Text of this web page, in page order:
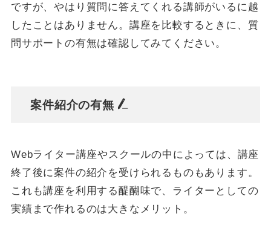
ですが、やはり質問に答えてくれる講師がいるに越
したことはありません。講座を比較するときに、質
問サポートの有無は確認してみてください。
案件紹介の有無
Webライター講座やスクールの中によっては、講座
終了後に案件の紹介を受けられるものもあります。
これも講座を利用する醍醐味で、ライターとしての
実績まで作れるのは大きなメリット。